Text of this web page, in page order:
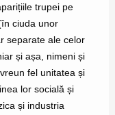
trupei pe
ciuda unor
separate ale celor
și așa, nimeni și
fel unitatea și
lor socială și
și industria